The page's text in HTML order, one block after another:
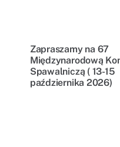
Zapraszamy na 67
Międzynarodową
Spawalniczą ( 13-15
października 2026)